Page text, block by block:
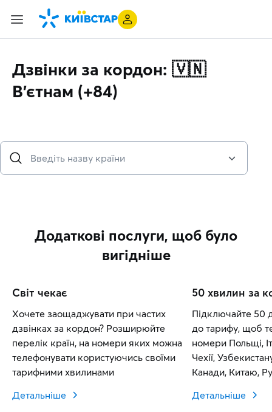
Дзвінки за кордон: 🇻🇳
В'єтнам (+84)
Додаткові послуги, щоб було
вигідніше
Світ чекає
Хочете заощаджувати при частих
дзвінках за кордон? Розширюйте
перелік країн, на номери яких можна
телефонувати користуючись своїми
тарифними хвилинами
Детальніше
50 хвилин за
Підключайте 50
до тарифу, щоб
номери Польщі,
Чехії,
Канади, Китаю,
Детальніше